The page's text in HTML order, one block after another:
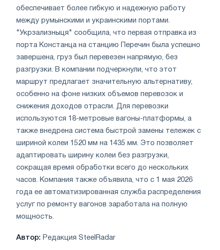
обеспечивает более гибкую и надежную работу
между румынскими и украинскими портами.
"Укрзализныця" сообщила, что первая отправка из
порта Констанца на станцию Перечин была успешно
завершена, груз был перевезен напрямую, без
разгрузки. В компании подчеркнули, что этот
маршрут предлагает значительную альтернативу,
особенно на фоне низких объемов перевозок и
снижения доходов отрасли. Для перевозки
используются 18-метровые вагоны-платформы, а
также внедрена система быстрой замены тележек с
шириной колеи 1520 мм на 1435 мм. Это позволяет
адаптировать ширину колеи без разгрузки,
сокращая время обработки всего до нескольких
часов. Компания также объявила, что с 1 мая 2026
года ее автоматизированная служба распределения
услуг по ремонту вагонов заработала на полную
мощность.
Автор: Редакция SteelRadar